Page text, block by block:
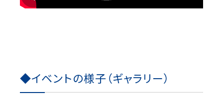
◆イベントの様子（ギャラリー）